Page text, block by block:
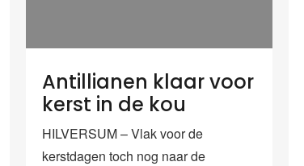
Antillianen klaar voor
kerst in de kou
HILVERSUM – Vlak voor de
kerstdagen toch nog naar de